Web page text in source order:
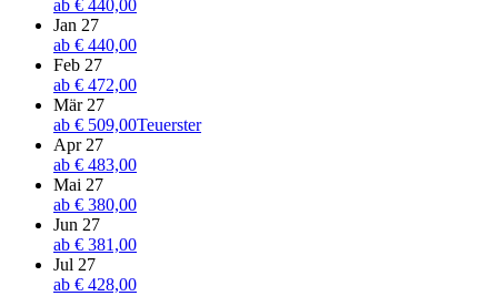
ab € 440,00
Jan 27
ab € 440,00
Feb 27
ab € 472,00
Mär 27
ab € 509,00Teuerster
Apr 27
ab € 483,00
Mai 27
ab € 380,00
Jun 27
ab € 381,00
Jul 27
ab € 428,00